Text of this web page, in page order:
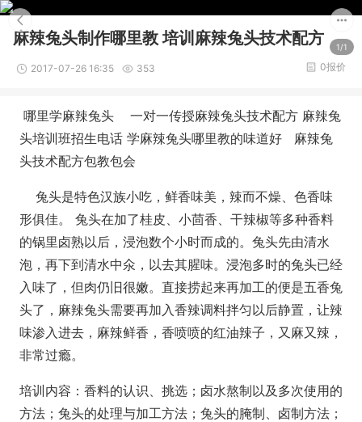
1/1
麻辣兔头制作哪里教 培训麻辣兔头技术配方
2017-07-26 16:35 353 0报价
哪里学麻辣兔头 一对一传授麻辣兔头技术配方 麻辣兔
头培训班招生电话 学麻辣兔头哪里教的味道好 麻辣兔
头技术配方包教包会
兔头是特色汉族小吃，鲜香味美，辣而不燥、色香味
形俱佳。 兔头在加了桂皮、小茴香、干辣椒等多种香料
的锅里卤熟以后，浸泡数个小时而成的。兔头先由清水
泡，再下到清水中氽，以去其腥味。浸泡多时的兔头已经
入味了，但肉仍旧很嫩。直接捞起来再加工的便是五香兔
头了，麻辣兔头需要再加入香辣调料拌匀以后静置，让辣
味渗入进去，麻辣鲜香，香喷喷的红油辣子，又麻又辣，
非常过瘾。
培训内容：香料的认识、挑选；卤水熬制以及多次使用的
方法；兔头的处理与加工方法；兔头的腌制、卤制方法；